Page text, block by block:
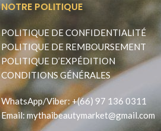
NOTRE POLITIQUE
POLITIQUE DE CONFIDENTIALITÉ
POLITIQUE DE REMBOURSEMENT
POLITIQUE D’EXPÉDITION
CONDITIONS GÉNÉRALES
WhatsApp/Viber: +(66) 97 136 0311
Email: mythaibeautymarket@gmail.com